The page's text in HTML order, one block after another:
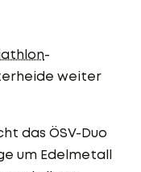
-
weiter
das ÖSV-Duo
um Edelmetall